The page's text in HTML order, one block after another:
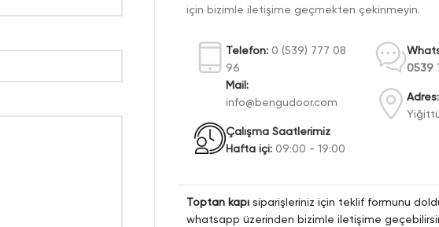
için bizimle iletişime geçmekten çekinmeyin.
Telefon: 0 (539) 777 08
96
Mail:
info@bengudoor.com
Çalışma Saatlerimiz
Hafta içi: 09:00 - 19:00
0539
Adres:
Toptan kapı siparişleriniz için teklif formunu
whatsapp üzerinden bizimle iletişime